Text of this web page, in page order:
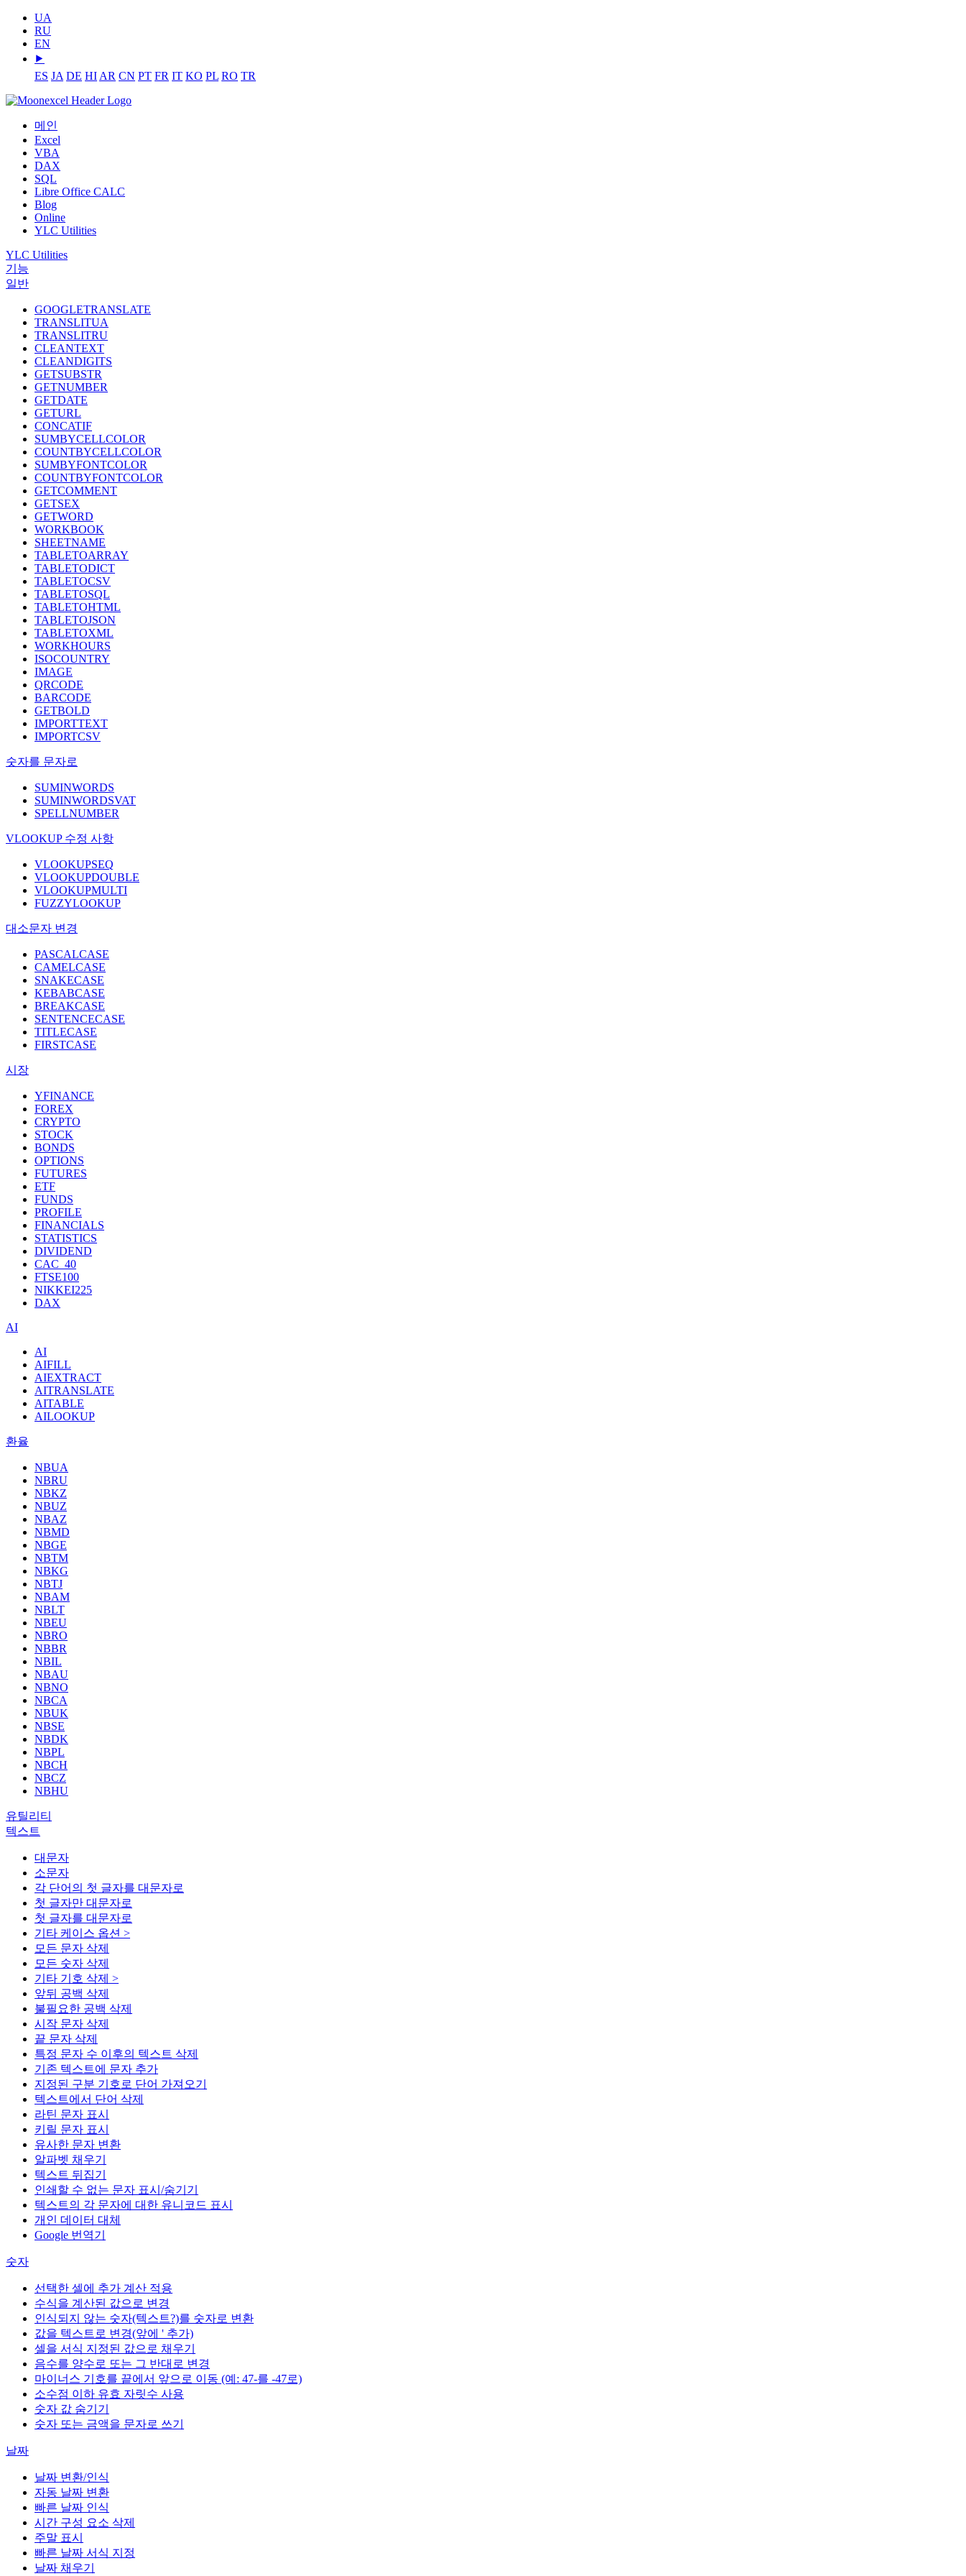
UA
RU
EN
⯈
ES JA DE HI AR CN PT FR IT KO PL RO TR
메인
Excel
VBA
DAX
SQL
Libre Office CALC
Blog
Online
YLC Utilities
YLC Utilities
기능
일반
GOOGLETRANSLATE
TRANSLITUA
TRANSLITRU
CLEANTEXT
CLEANDIGITS
GETSUBSTR
GETNUMBER
GETDATE
GETURL
CONCATIF
SUMBYCELLCOLOR
COUNTBYCELLCOLOR
SUMBYFONTCOLOR
COUNTBYFONTCOLOR
GETCOMMENT
GETSEX
GETWORD
WORKBOOK
SHEETNAME
TABLETOARRAY
TABLETODICT
TABLETOCSV
TABLETOSQL
TABLETOHTML
TABLETOJSON
TABLETOXML
WORKHOURS
ISOCOUNTRY
IMAGE
QRCODE
BARCODE
GETBOLD
IMPORTTEXT
IMPORTCSV
숫자를 문자로
SUMINWORDS
SUMINWORDSVAT
SPELLNUMBER
VLOOKUP 수정 사항
VLOOKUPSEQ
VLOOKUPDOUBLE
VLOOKUPMULTI
FUZZYLOOKUP
대소문자 변경
PASCALCASE
CAMELCASE
SNAKECASE
KEBABCASE
BREAKCASE
SENTENCECASE
TITLECASE
FIRSTCASE
시장
YFINANCE
FOREX
CRYPTO
STOCK
BONDS
OPTIONS
FUTURES
ETF
FUNDS
PROFILE
FINANCIALS
STATISTICS
DIVIDEND
CAC_40
FTSE100
NIKKEI225
DAX
AI
AI
AIFILL
AIEXTRACT
AITRANSLATE
AITABLE
AILOOKUP
환율
NBUA
NBRU
NBKZ
NBUZ
NBAZ
NBMD
NBGE
NBTM
NBKG
NBTJ
NBAM
NBLT
NBEU
NBRO
NBBR
NBIL
NBAU
NBNO
NBCA
NBUK
NBSE
NBDK
NBPL
NBCH
NBCZ
NBHU
유틸리티
텍스트
대문자
소문자
각 단어의 첫 글자를 대문자로
첫 글자만 대문자로
첫 글자를 대문자로
기타 케이스 옵션 >
모든 문자 삭제
모든 숫자 삭제
기타 기호 삭제 >
앞뒤 공백 삭제
불필요한 공백 삭제
시작 문자 삭제
끝 문자 삭제
특정 문자 수 이후의 텍스트 삭제
기존 텍스트에 문자 추가
지정된 구분 기호로 단어 가져오기
텍스트에서 단어 삭제
라틴 문자 표시
키릴 문자 표시
유사한 문자 변환
알파벳 채우기
텍스트 뒤집기
인쇄할 수 없는 문자 표시/숨기기
텍스트의 각 문자에 대한 유니코드 표시
개인 데이터 대체
Google 번역기
숫자
선택한 셀에 추가 계산 적용
수식을 계산된 값으로 변경
인식되지 않는 숫자(텍스트?)를 숫자로 변환
값을 텍스트로 변경(앞에 ' 추가)
셀을 서식 지정된 값으로 채우기
음수를 양수로 또는 그 반대로 변경
마이너스 기호를 끝에서 앞으로 이동 (예: 47-를 -47로)
소수점 이하 유효 자릿수 사용
숫자 값 숨기기
숫자 또는 금액을 문자로 쓰기
날짜
날짜 변환/인식
자동 날짜 변환
빠른 날짜 인식
시간 구성 요소 삭제
주말 표시
빠른 날짜 서식 지정
날짜 채우기